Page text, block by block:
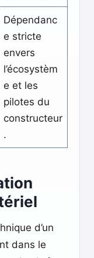
Dépendanc
e stricte
envers
l’écosystèm
e et les
pilotes du
constructeur
.
d’un
dans le